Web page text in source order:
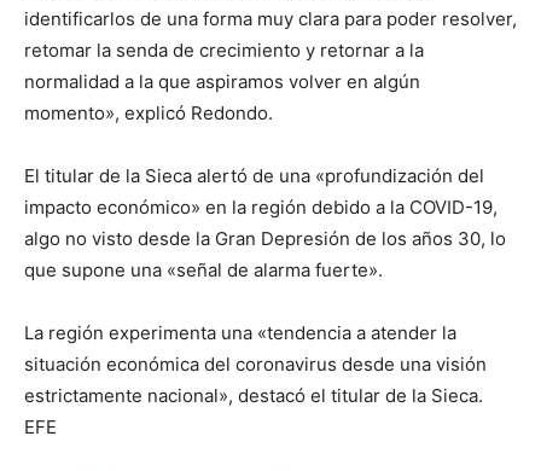
identificarlos de una forma muy clara para poder resolver,
retomar la senda de crecimiento y retornar a la
normalidad a la que aspiramos volver en algún
momento», explicó Redondo.
El titular de la Sieca alertó de una «profundización del
impacto económico» en la región debido a la COVID-19,
algo no visto desde la Gran Depresión de los años 30, lo
que supone una «señal de alarma fuerte».
La región experimenta una «tendencia a atender la
situación económica del coronavirus desde una visión
estrictamente nacional», destacó el titular de la Sieca.
EFE